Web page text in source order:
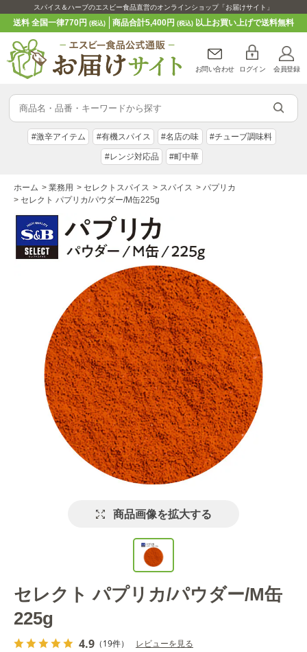
スパイス＆ハーブのエスビー食品直営のオンラインショップ「お届けサイト」
送料 全国一律770円(税込) 商品合計5,400円 (税込)以上お買い上げで送料無料
お問い合わせ ログイン 会員登録
#激辛アイテム #有機スパイス #名店の味 #チューブ調味料
#レンジ対応品 #町中華
ホーム > 業務用 > セレクトスパイス > スパイス > パプリカ
> セレクト パプリカ/パウダー/M缶225g
商品画像を拡大する
セレクト パプリカ/パウダー/M缶
225g
4.9 （19件） レビューを見る